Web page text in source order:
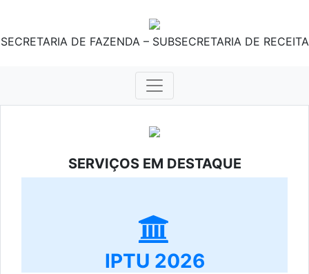
SECRETARIA DE FAZENDA – SUBSECRETARIA DE RECEITA
SERVIÇOS EM DESTAQUE
IPTU 2026